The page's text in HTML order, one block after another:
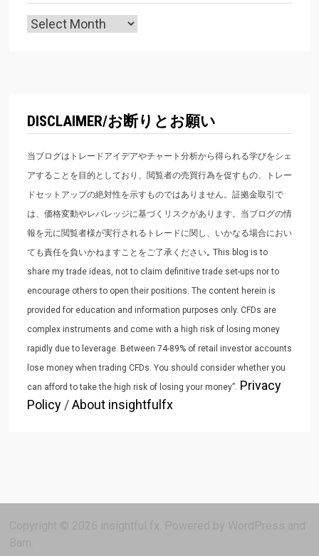
Archives
DISCLAIMER/お断りとお願い
当ブログはトレードアイデアやチャート分析から得られる学びをシェ
アすることを目的としており、閲覧者の売買行為を促すもの、トレー
ドセットアップの絶対性を示すものではありません。証拠金取引で
は、価格変動やレバレッジに基づくリスクがあります。当ブログの情
報を元に閲覧者様が実行されるトレードに関し、いかなる場合におい
ても責任を負いかねますことをご了承ください｡ This blog is to
share my trade ideas, not to claim definitive trade set-ups nor to
encourage others to open their positions. The content herein is
provided for education and information purposes only. CFDs are
complex instruments and come with a high risk of losing money
rapidly due to leverage. Between 74-89% of retail investor accounts
lose money when trading CFDs. You should consider whether you
can afford to take the high risk of losing your money”. Privacy
Policy/About insightfulfx